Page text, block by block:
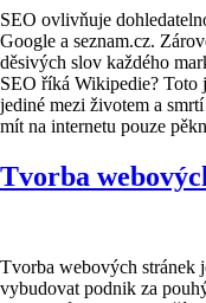
SEO ovlivňuje
Google a seznam.cz.
děsivých slov každého
SEO říká Wikipedie? Toto
jediné mezi životem a
mít na internetu pouze
Tvorba
Tvorba webových stránek
vybudovat podnik za